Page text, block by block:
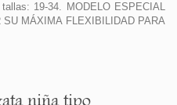
19-34. MODELO ESPECIAL
MÁXIMA FLEXIBILIDAD PARA
niña tipo